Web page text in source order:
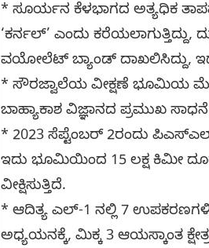
* ಸೂರ್ಯನ ಕೆಳಭಾಗದ ಅತ್ಯಧಿಕ
‘ಕರ್ನಲ್‌’ ಎಂದು
ವಯೋಲೆಟ್‌ ಬ್ಯಾಂಡ್‌ ದಾಖಲಿಸಿದ್ದು,
* ಸೌರಜ್ವಾಲೆಯ ವೀಕ್ಷಣೆ ಭೂಮಿಯ
ಬಾಹ್ಯಾಕಾಶ ವಿಜ್ಞಾನದ ಪ್ರಮುಖ
* 2023 ಸೆಪ್ಟೆಂಬರ್ 2ರಂದು
ಇದು ಭೂಮಿಯಿಂದ 15 ಲಕ್ಷ ಕಿಮೀ
ವೀಕ್ಷಿಸುತ್ತಿದೆ.
* ಆದಿತ್ಯ ಎಲ್-1 ನಲ್ಲಿ 7
ಅಧ್ಯಯನಕ್ಕೆ, ಮಿಕ್ಕ 3 ಆಯಸ್ಕಾಂತ